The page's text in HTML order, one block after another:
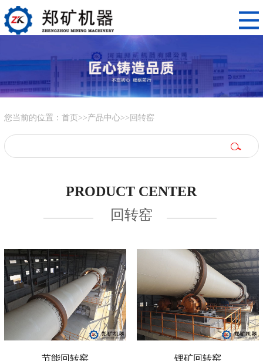
您当前的位置： 首页>>产品中心>> 回转窑
PRODUCT CENTER
回转窑
节能回转窑 锂矿回转窑